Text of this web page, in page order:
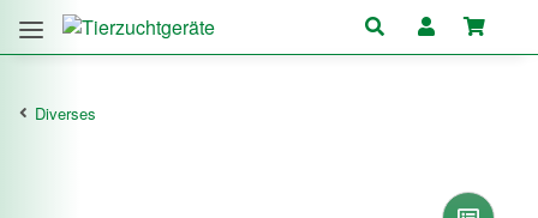
Diverses